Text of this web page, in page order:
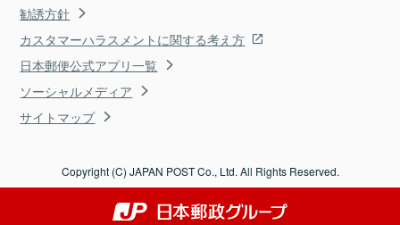
勧誘方針
カスタマーハラスメントに関する考え方
日本郵便公式アプリ一覧
ソーシャルメディア
サイトマップ
Copyright (C) JAPAN POST Co., Ltd. All Rights Reserved.